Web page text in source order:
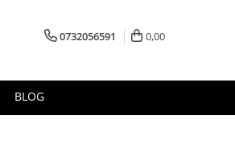
0732056591 0,00
BLOG